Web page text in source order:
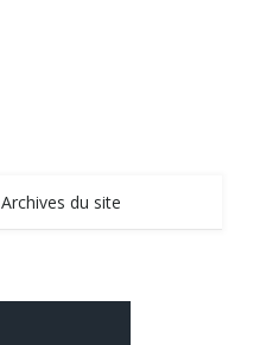
Archives du site